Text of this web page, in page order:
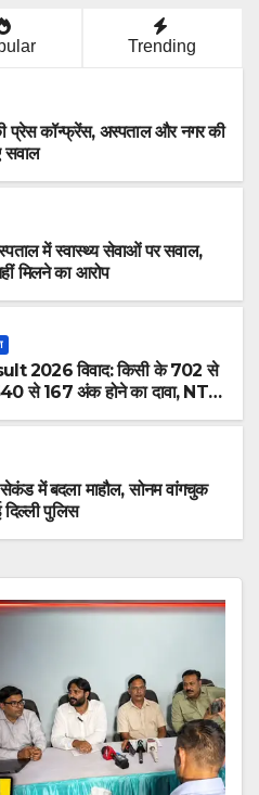
Trending
प्रेस कॉन्फ्रेंस, अस्पताल और नगर की
सवाल
में स्वास्थ्य सेवाओं पर सवाल,
मिलने का आरोप
2026 विवाद: किसी के 702 से
से 167 अंक होने का दावा, NTA
में बदला माहौल, सोनम वांगचुक
पुलिस